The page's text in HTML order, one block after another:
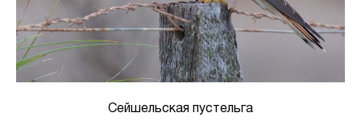
Сейшельская пустельга